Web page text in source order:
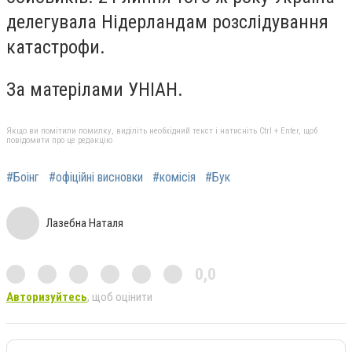
делегувала Нідерландам розслідування
катастрофи.
За матерілами УНІАН.
Якщо ви помітили помилку, виділіть необхідний текст і натисніть Ctrl + Enter, щоб
повідомити про це редакцію
#Боінг #офіційні висновки #комісія #Бук
Лазебна Наталя
0,0
Авторизуйтесь, щоб оцінити